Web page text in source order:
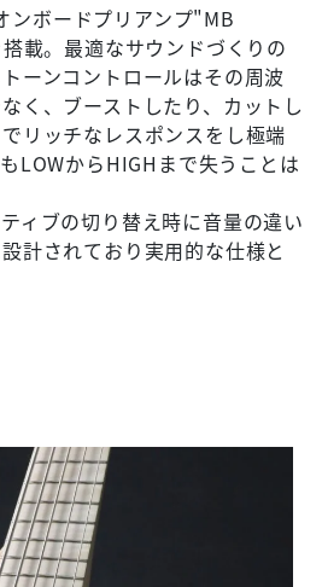
ンボードプリアンプ"MB
載。最適なサウンドづくりの
ーンコントロールはその周波
く、ブーストしたり、カットし
リッチなレスポンスをし極端
LOWからHIGHまで失うことは
ィブの切り替え時に音量の違い
計されており実用的な仕様と